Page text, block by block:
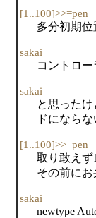
[1..100]>>=pen
多分初期
sakai
コントロー
sakai
と思ったけ
ドになら
[1..100]>>=pen
取り敢え
その前にお
sakai
newtype